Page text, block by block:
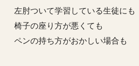
左肘ついて学習している生徒にも
椅子の座り方が悪くても
ペンの持ち方がおかしい場合も